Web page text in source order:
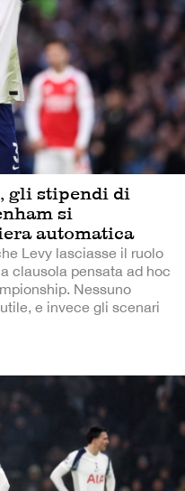
gli stipendi di
si
automatica
Levy lasciasse il ruolo
clausola pensata ad hoc
Nessuno
e invece gli scenari